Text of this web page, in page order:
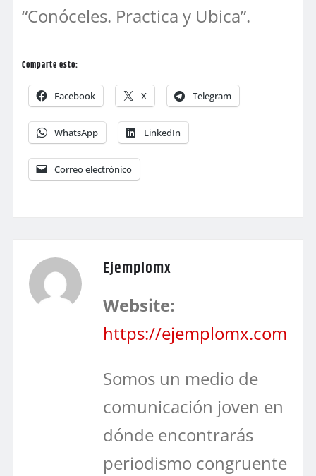
“Conóceles. Practica y Ubica”.
Comparte esto:
Facebook X Telegram
WhatsApp LinkedIn
Correo electrónico
Ejemplomx
Website:
https://ejemplomx.com
Somos un medio de
comunicación joven en
dónde encontrarás
periodismo congruente